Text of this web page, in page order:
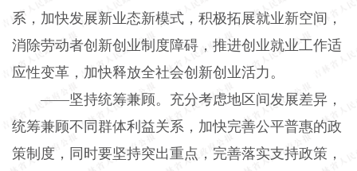
系，加快发展新业态新模式，积极拓展就业新空间，
消除劳动者创新创业制度障碍，推进创业就业工作适
应性变革，加快释放全社会创新创业活力。
——坚持统筹兼顾。充分考虑地区间发展差异，
统筹兼顾不同群体利益关系，加快完善公平普惠的政
策制度，同时要坚持突出重点，完善落实支持政策，